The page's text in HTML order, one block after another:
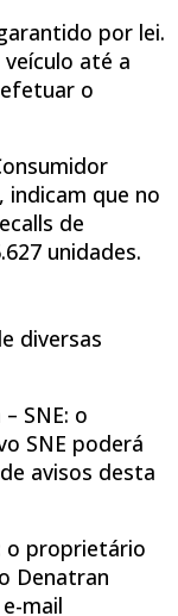
por lei.
até a
o
indicam que no
de
unidades.
diversas
SNE: o
SNE poderá
avisos desta
o proprietário
Denatran
mail